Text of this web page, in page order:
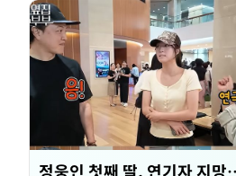
정웅인 첫째 딸, 연기자 지